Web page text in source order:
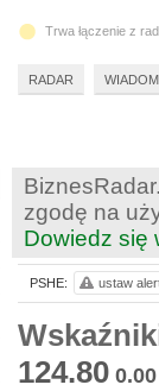
zgodę na
Dowiedz się
124.80 0.00
PSHE: ustaw
64
Trwa łączenie z
RADAR